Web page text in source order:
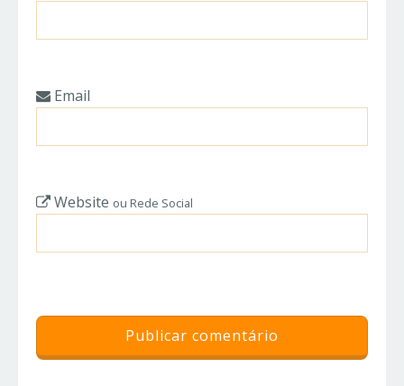
Email
Website ou Rede Social